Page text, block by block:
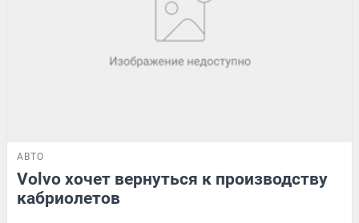
АВТО
Volvo хочет вернуться к производству
кабриолетов